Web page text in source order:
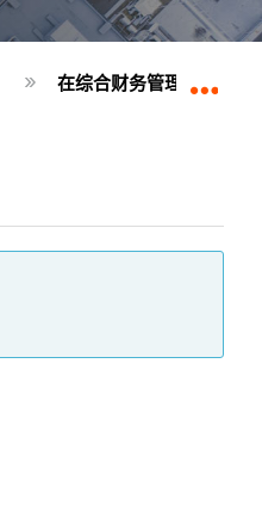
在综合财务管理中查看分